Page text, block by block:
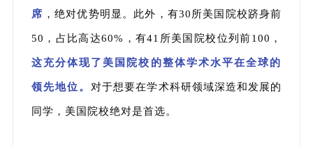
席 ，绝对优势明显。此外，有30所美国院校跻身前
50，占比高达60%，有41所美国院校位列前100，
这充分体现了美国院校的整体学术水平在全球的
领先地位。对于想要在学术科研领域深造和发展的
同学，美国院校绝对是首选。